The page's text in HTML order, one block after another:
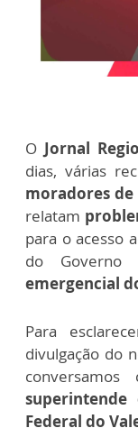
O Jornal
dias, várias
moradores
relatam
para o acesso
do
emergencial
Para
divulgação do
superintende
Federal do